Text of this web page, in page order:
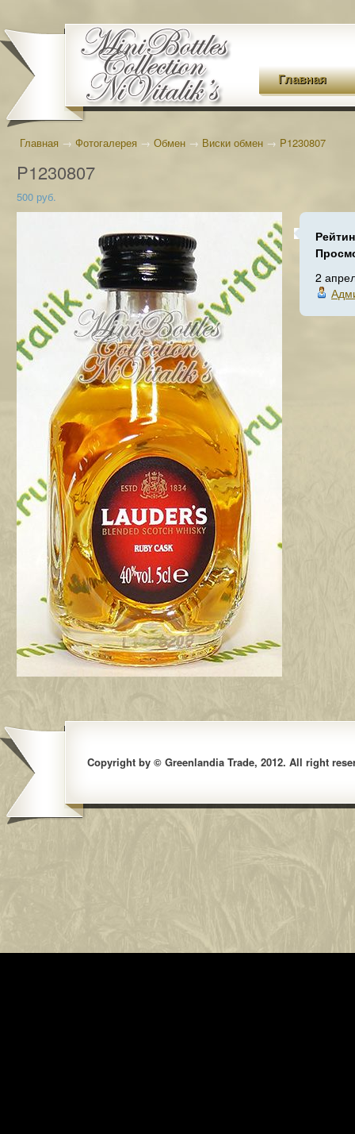
Главная
Главная → Фотогалерея → Обмен → Виски обмен → P1230807
P1230807
500 руб.
2
Copyright by © Greenlandia Trade, 2012. All right